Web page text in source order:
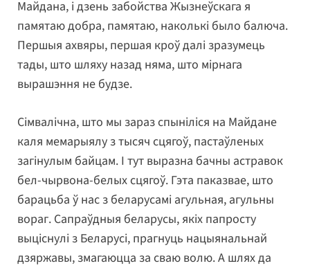
Майдана, і дзень забойства Жызнеўскага я
памятаю добра, памятаю, наколькі было балюча.
Першыя ахвяры, першая кроў далі зразумець
тады, што шляху назад няма, што мірнага
вырашэння не будзе.
Сімвалічна, што мы зараз спыніліся на Майдане
каля мемарыялу з тысяч сцягоў, пастаўленых
загінулым байцам. І тут выразна бачны астравок
бел-чырвона-белых сцягоў. Гэта паказвае, што
барацьба ў нас з беларусамі агульная, агульны
вораг. Сапраўдныя беларусы, якіх папросту
выціснулі з Беларусі, прагнуць нацыянальнай
дзяржавы, змагаюцца за сваю волю. А шлях да